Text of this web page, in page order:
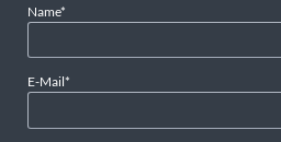
Pflichtfeld
Name*
Pflichtfeld
E-Mail*